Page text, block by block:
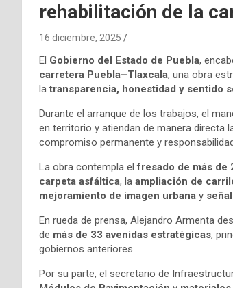
rehabilitación de la
16 diciembre, 2025
El Gobierno del Estado de Puebla,
carretera Puebla–Tlaxcala, una obra
latransparencia, honestidad y sentido
Durante el arranque de los trabajos, el
en territorio y atiendan de manera directa
compromiso permanente y
La obra contempla elfresado de más de
carpeta asfáltica, la ampliación de
mejoramiento de imagen urbana y
En rueda de prensa, Alejandro Armenta
de más de 33 avenidas estratégicas,
gobiernos anteriores.
Por su parte, el secretario de